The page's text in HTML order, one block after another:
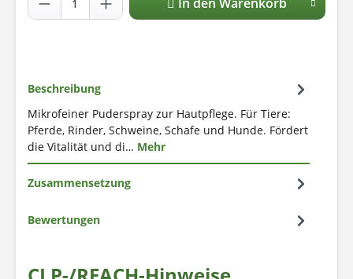
Beschreibung
Mikrofeiner Puderspray zur Hautpflege. Für Tiere:
Pferde, Rinder, Schweine, Schafe und Hunde. Fördert
die Vitalität und di… Mehr
Zusammensetzung
Bewertungen